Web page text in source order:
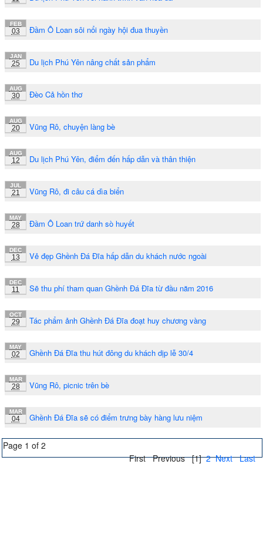
FEB
03 Đầm Ô Loan sôi nổi ngày hội đua thuyền
JAN
25 Du lịch Phú Yên nâng chất sản phẩm
AUG
30 Đèo Cả hồn thơ
AUG
20 Vũng Rô, chuyện làng bè
AUG
12 Du lịch Phú Yên, điểm đến hấp dẫn và thân thiện
JUL
21 Vũng Rô, đi câu cá dìa biển
MAY
28 Đầm Ô Loan trứ danh sò huyết
DEC
13 Vẻ đẹp Ghềnh Đá Đĩa hấp dẫn du khách nước ngoài
DEC
11 Sẽ thu phí tham quan Ghềnh Đá Đĩa từ đầu năm 2016
OCT
29 Tác phẩm ảnh Ghềnh Đá Đĩa đoạt huy chương vàng
MAY
02 Ghềnh Đá Đĩa thu hút đông du khách dịp lễ 30/4
MAR
28 Vũng Rô, picnic trên bè
MAR
04 Ghềnh Đá Đĩa sẽ có điểm trưng bày hàng lưu niệm
Page 1 of 2
First Previous [1] 2 Next Last